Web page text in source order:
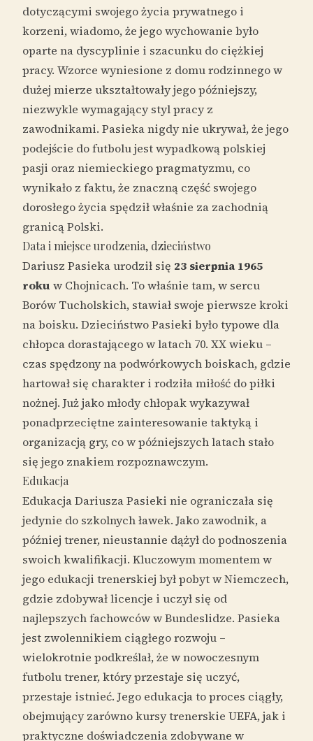
dotyczącymi swojego życia prywatnego i
korzeni, wiadomo, że jego wychowanie było
oparte na dyscyplinie i szacunku do ciężkiej
pracy. Wzorce wyniesione z domu rodzinnego w
dużej mierze ukształtowały jego późniejszy,
niezwykle wymagający styl pracy z
zawodnikami. Pasieka nigdy nie ukrywał, że jego
podejście do futbolu jest wypadkową polskiej
pasji oraz niemieckiego pragmatyzmu, co
wynikało z faktu, że znaczną część swojego
dorosłego życia spędził właśnie za zachodnią
granicą Polski.
Data i miejsce urodzenia, dzieciństwo
Dariusz Pasieka urodził się 23 sierpnia 1965
roku w Chojnicach. To właśnie tam, w sercu
Borów Tucholskich, stawiał swoje pierwsze kroki
na boisku. Dzieciństwo Pasieki było typowe dla
chłopca dorastającego w latach 70. XX wieku –
czas spędzony na podwórkowych boiskach, gdzie
hartował się charakter i rodziła miłość do piłki
nożnej. Już jako młody chłopak wykazywał
ponadprzeciętne zainteresowanie taktyką i
organizacją gry, co w późniejszych latach stało
się jego znakiem rozpoznawczym.
Edukacja
Edukacja Dariusza Pasieki nie ograniczała się
jedynie do szkolnych ławek. Jako zawodnik, a
później trener, nieustannie dążył do podnoszenia
swoich kwalifikacji. Kluczowym momentem w
jego edukacji trenerskiej był pobyt w Niemczech,
gdzie zdobywał licencje i uczył się od
najlepszych fachowców w Bundeslidze. Pasieka
jest zwolennikiem ciągłego rozwoju –
wielokrotnie podkreślał, że w nowoczesnym
futbolu trener, który przestaje się uczyć,
przestaje istnieć. Jego edukacja to proces ciągły,
obejmujący zarówno kursy trenerskie UEFA, jak i
praktyczne doświadczenia zdobywane w